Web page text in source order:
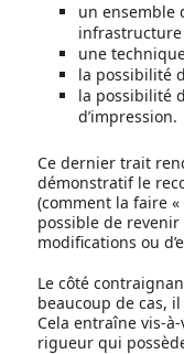
un ensemble
infrastructure
une
la possibilité
la possibilité
d’impression.
Ce dernier trait
démonstratif le
(comment la faire «
possible de revenir
modifications ou
Le côté
beaucoup de cas,
Cela entraîne vis-
rigueur qui